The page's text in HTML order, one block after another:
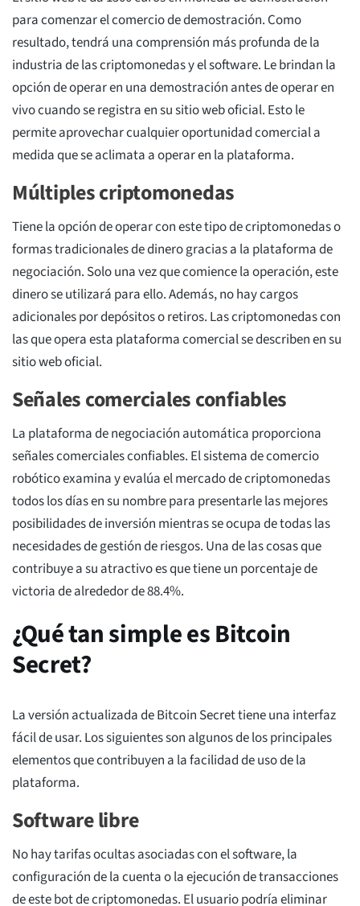
para comenzar el comercio de demostración. Como
resultado, tendrá una comprensión más profunda de la
industria de las criptomonedas y el software. Le brindan la
opción de operar en una demostración antes de operar en
vivo cuando se registra en su sitio web oficial. Esto le
permite aprovechar cualquier oportunidad comercial a
medida que se aclimata a operar en la plataforma.
Múltiples criptomonedas
Tiene la opción de operar con este tipo de criptomonedas o
formas tradicionales de dinero gracias a la plataforma de
negociación. Solo una vez que comience la operación, este
dinero se utilizará para ello. Además, no hay cargos
adicionales por depósitos o retiros. Las criptomonedas con
las que opera esta plataforma comercial se describen en su
sitio web oficial.
Señales comerciales confiables
La plataforma de negociación automática proporciona
señales comerciales confiables. El sistema de comercio
robótico examina y evalúa el mercado de criptomonedas
todos los días en su nombre para presentarle las mejores
posibilidades de inversión mientras se ocupa de todas las
necesidades de gestión de riesgos. Una de las cosas que
contribuye a su atractivo es que tiene un porcentaje de
victoria de alrededor de 88.4%.
¿Qué tan simple es Bitcoin
Secret?
La versión actualizada de Bitcoin Secret tiene una interfaz
fácil de usar. Los siguientes son algunos de los principales
elementos que contribuyen a la facilidad de uso de la
plataforma.
Software libre
No hay tarifas ocultas asociadas con el software, la
configuración de la cuenta o la ejecución de transacciones
de este bot de criptomonedas. El usuario podría eliminar